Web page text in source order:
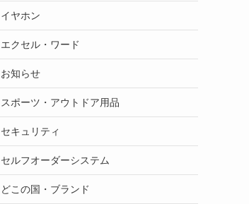
イヤホン
エクセル・ワード
お知らせ
スポーツ・アウトドア用品
セキュリティ
セルフオーダーシステム
どこの国・ブランド